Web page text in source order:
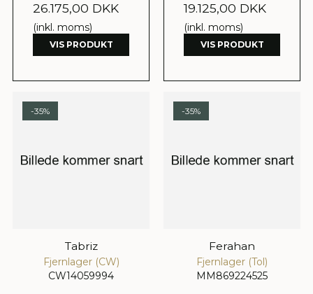
26.175,00 DKK
(inkl. moms)
VIS PRODUKT
19.125,00 DKK
(inkl. moms)
VIS PRODUKT
-35%
Tabriz
Fjernlager (CW)
CW14059994
-35%
Ferahan
Fjernlager (Tol)
MM869224525